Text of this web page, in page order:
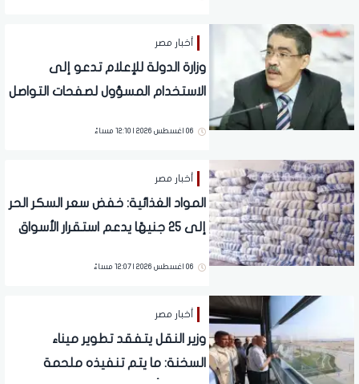
أخبار مصر
وزارة الدولة للإعلام تدعو إلى
الاستخدام المسؤول لصفحات التواصل
06 اغسطس 2026 | 12:10 مساءً
أخبار مصر
المواد الغذائية: خفض سعر السكر الحر
إلى 25 جنيهًا يدعم استقرار الأسواق
06 اغسطس 2026 | 12:07 مساءً
أخبار مصر
وزير النقل يتفقد تطوير ميناء
السخنة: ما يتم تنفيذه ملحمة